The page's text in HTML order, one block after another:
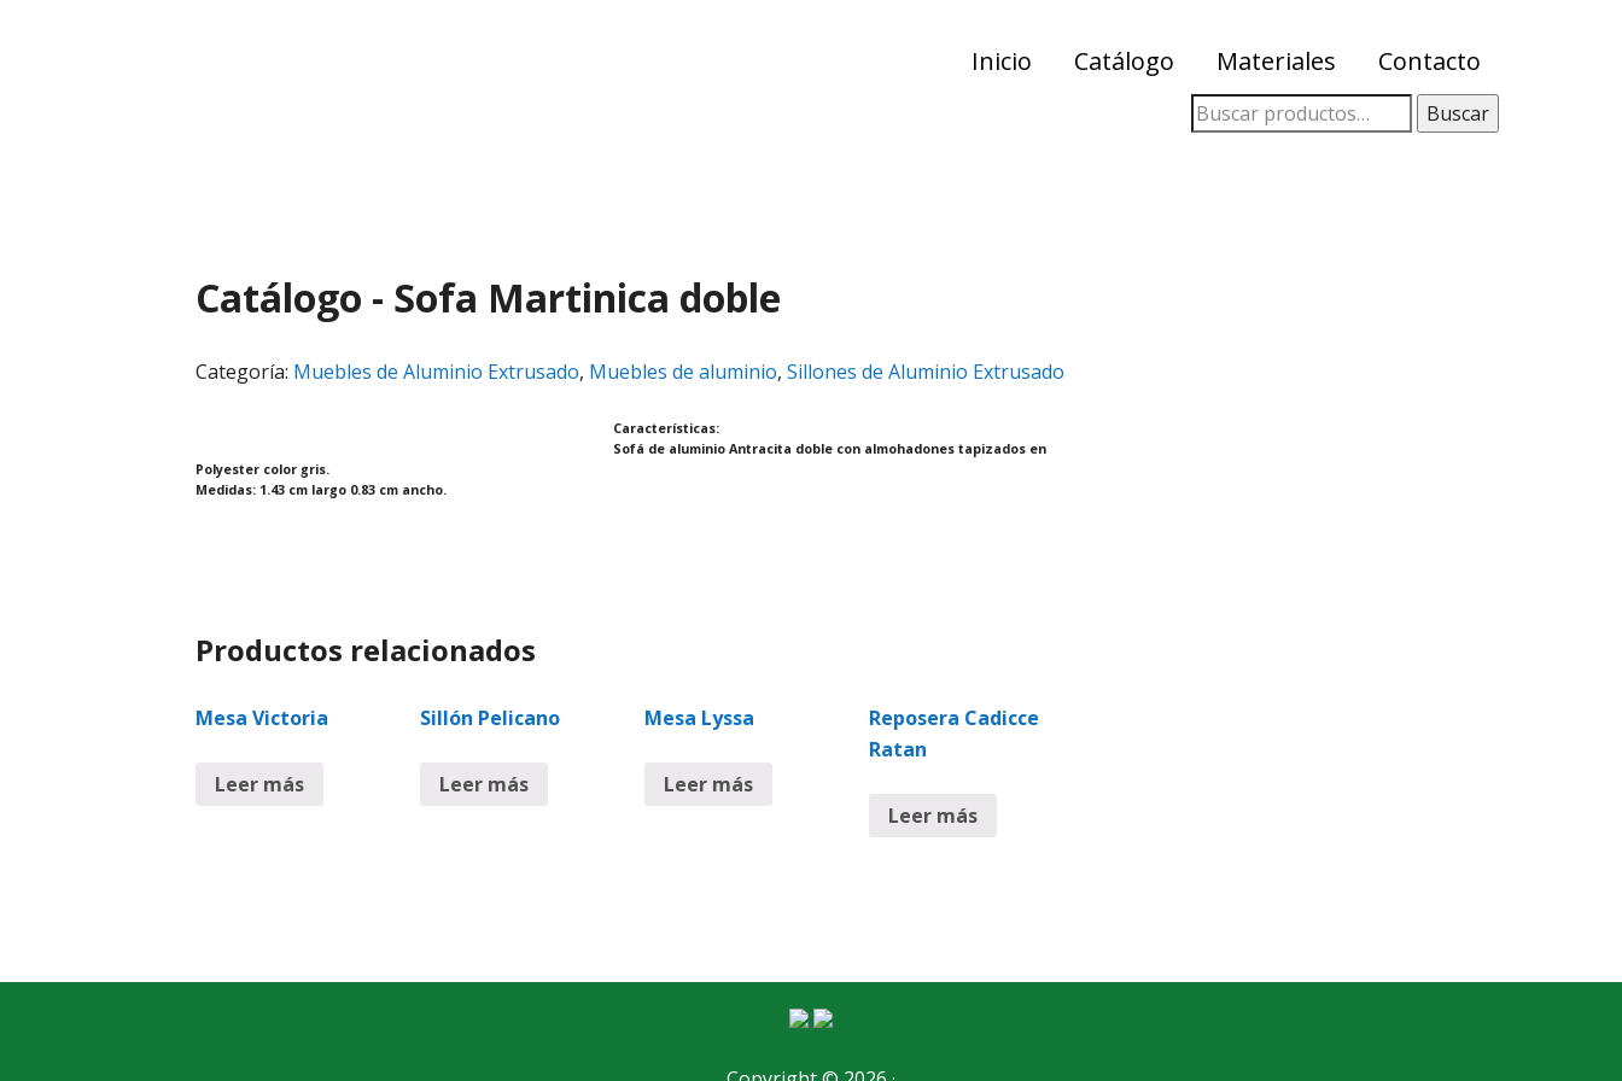
Inicio Catálogo Materiales Contacto
Buscar
Catálogo - Sofa Martinica doble
Categoría: Muebles de Aluminio Extrusado, Muebles de aluminio, Sillones de Aluminio Extrusado
Características:
Sofá de aluminio Antracita doble con almohadones tapizados en
Polyester color gris.
Medidas: 1.43 cm largo 0.83 cm ancho.
Productos relacionados
Mesa Victoria
Leer más
Sillón Pelicano
Leer más
Mesa Lyssa
Leer más
Reposera Cadicce
Ratan
Leer más